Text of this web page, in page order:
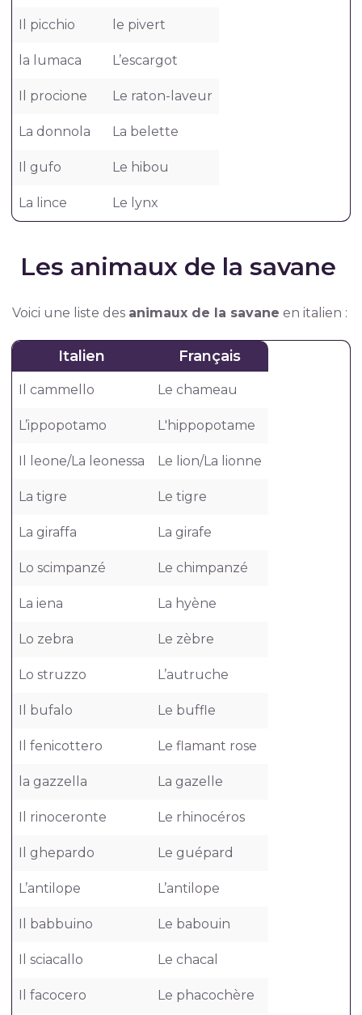
Il picchio le pivert
la lumaca L’escargot
Il procione Le raton-laveur
La donnola La belette
Il gufo Le hibou
La lince Le lynx
Les animaux de la savane
Voici une liste des animaux de la savane en italien :
Italien Français
Il cammello Le chameau
L’ippopotamo L'hippopotame
Il leone/La leonessa Le lion/La lionne
La tigre Le tigre
La giraffa La girafe
Lo scimpanzé Le chimpanzé
La iena La hyène
Lo zebra Le zèbre
Lo struzzo L’autruche
Il bufalo Le buffle
Il fenicottero Le flamant rose
la gazzella La gazelle
Il rinoceronte Le rhinocéros
Il ghepardo Le guépard
L’antilope L’antilope
Il babbuino Le babouin
Il sciacallo Le chacal
Il facocero Le phacochère